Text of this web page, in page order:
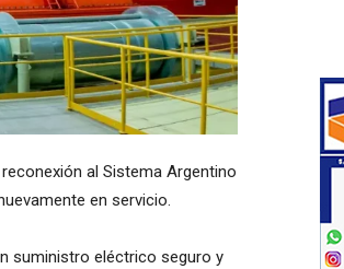
al Sistema Argentino
en servicio.
suministro eléctrico seguro y